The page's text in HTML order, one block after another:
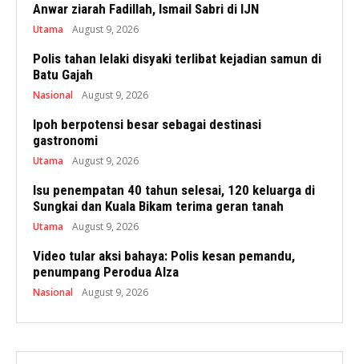
Anwar ziarah Fadillah, Ismail Sabri di IJN
Utama August 9, 2026
Polis tahan lelaki disyaki terlibat kejadian samun di
Batu Gajah
Nasional August 9, 2026
Ipoh berpotensi besar sebagai destinasi
gastronomi
Utama August 9, 2026
Isu penempatan 40 tahun selesai, 120 keluarga di
Sungkai dan Kuala Bikam terima geran tanah
Utama August 9, 2026
Video tular aksi bahaya: Polis kesan pemandu,
penumpang Perodua Alza
Nasional August 9, 2026